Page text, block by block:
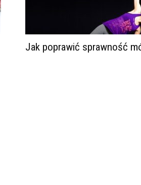
Jak poprawić sprawność